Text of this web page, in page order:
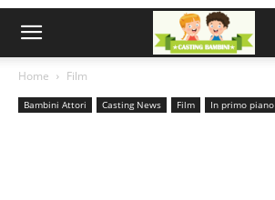
Home Film
Bambini Attori Casting News Film In primo piano